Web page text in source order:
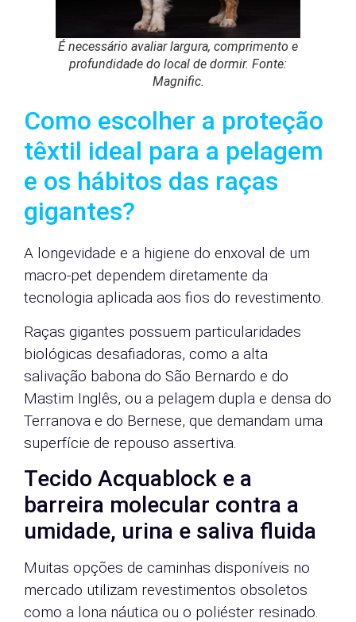
É necessário avaliar largura, comprimento e
profundidade do local de dormir. Fonte:
Magnific.
Como escolher a proteção
têxtil ideal para a pelagem
e os hábitos das raças
gigantes?
A longevidade e a higiene do enxoval de um
macro-pet dependem diretamente da
tecnologia aplicada aos fios do revestimento.
Raças gigantes possuem particularidades
biológicas desafiadoras, como a alta
salivação babona do São Bernardo e do
Mastim Inglês, ou a pelagem dupla e densa do
Terranova e do Bernese, que demandam uma
superfície de repouso assertiva.
Tecido Acquablock e a
barreira molecular contra a
umidade, urina e saliva fluida
Muitas opções de caminhas disponíveis no
mercado utilizam revestimentos obsoletos
como a lona náutica ou o poliéster resinado.